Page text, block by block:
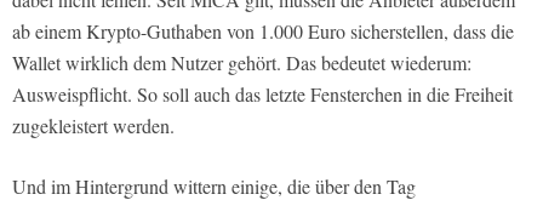
ab einem Krypto-Guthaben von 1.000 Euro sicherstellen, dass die
Wallet wirklich dem Nutzer gehört. Das bedeutet wiederum:
Ausweispflicht. So soll auch das letzte Fensterchen in die Freiheit
zugekleistert werden.
Und im Hintergrund wittern einige, die über den Tag